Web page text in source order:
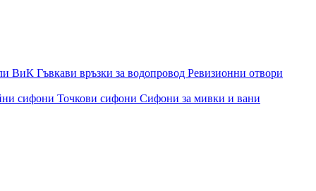
ВиК Гъвкави връзки за водопровод Ревизионни отвори
сифони Точкови сифони Сифони за мивки и вани